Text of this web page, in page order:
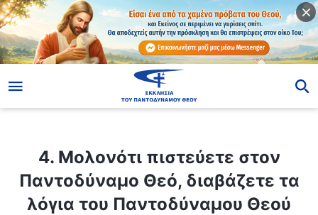
4. Μολονότι πιστεύετε στον
Παντοδύναμο Θεό, διαβάζετε τα
λόγια του Παντοδύναμου Θεού